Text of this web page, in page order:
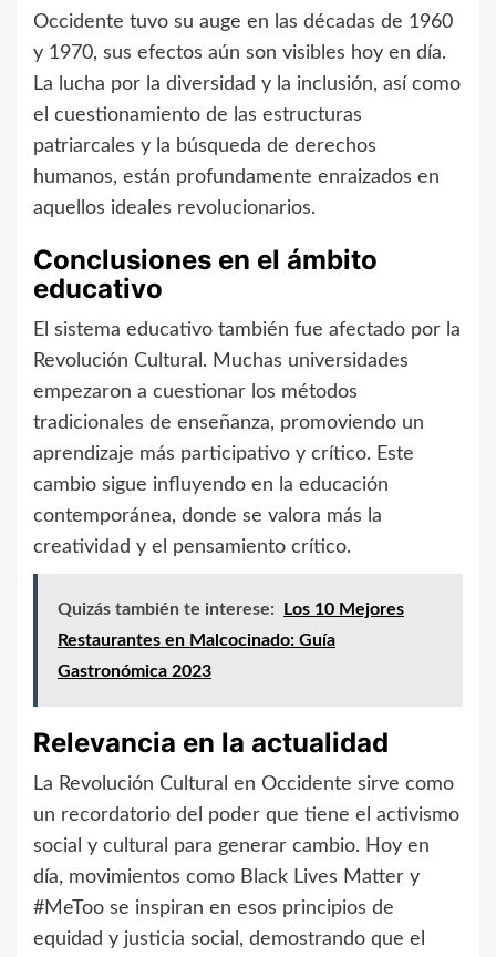
Occidente tuvo su auge en las décadas de 1960
y 1970, sus efectos aún son visibles hoy en día.
La lucha por la diversidad y la inclusión, así como
el cuestionamiento de las estructuras
patriarcales y la búsqueda de derechos
humanos, están profundamente enraizados en
aquellos ideales revolucionarios.
Conclusiones en el ámbito
educativo
El sistema educativo también fue afectado por la
Revolución Cultural. Muchas universidades
empezaron a cuestionar los métodos
tradicionales de enseñanza, promoviendo un
aprendizaje más participativo y crítico. Este
cambio sigue influyendo en la educación
contemporánea, donde se valora más la
creatividad y el pensamiento crítico.
Quizás también te interese:
Los 10 Mejores
Restaurantes en Malcocinado: Guía
Gastronómica 2023
Relevancia en la actualidad
La Revolución Cultural en Occidente sirve como
un recordatorio del poder que tiene el activismo
social y cultural para generar cambio. Hoy en
día, movimientos como Black Lives Matter y
#MeToo se inspiran en esos principios de
equidad y justicia social, demostrando que el